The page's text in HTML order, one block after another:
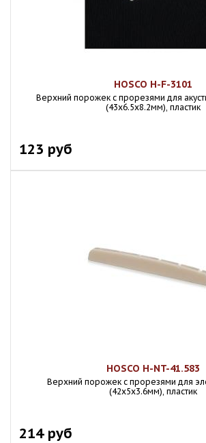
HOSCO H-F-3101
Верхний порожек с прорезями для
(43х6.5х8.2мм), пластик
123 руб
HOSCO H-NT-41.583
Верхний порожек с прорезями для
(42x5x3.6мм), пластик
214 руб